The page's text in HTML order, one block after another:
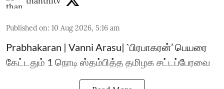
Published on: 10 Aug 2026, 5:16 am
Prabhakaran | Vanni Arasu| `பிரபாகரன்’ பெயரை
கேட்டதும் 1 நொடி ஸ்தம்பித்த தமிழக சட்டப்பேரவை